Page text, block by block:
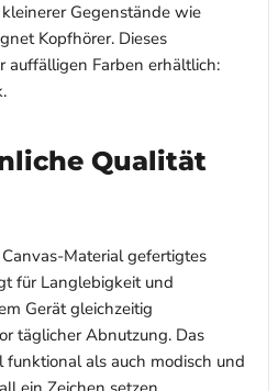
Gegenstände wie
Kopfhörer. Dieses
auffälligen Farben erhältlich:
Qualität
Material gefertigtes
für Langlebigkeit und
Gerät gleichzeitig
täglicher Abnutzung. Das
als auch modisch und